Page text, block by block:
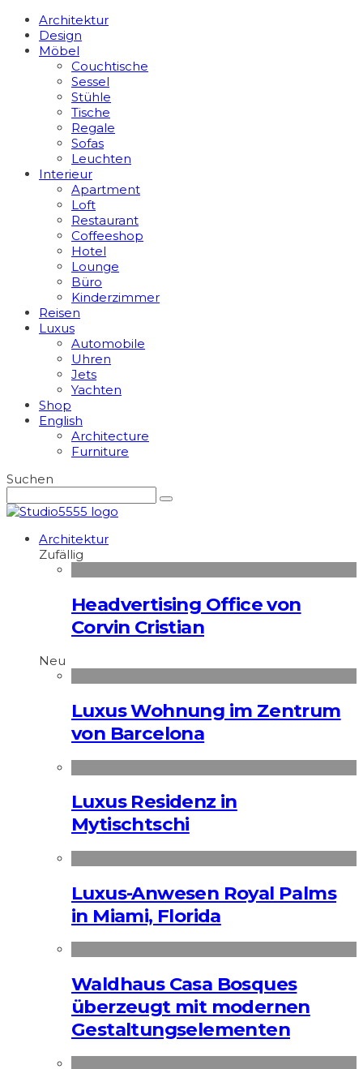
Architektur
Design
Möbel
Couchtische
Sessel
Stühle
Tische
Regale
Sofas
Leuchten
Interieur
Apart­ment
Loft
Restaurant
Coffeeshop
Hotel
Lounge
Büro
Kinderzimmer
Reisen
Luxus
Automobile
Uhren
Jets
Yachten
Shop
English
Architecture
Furniture
Suchen
Architektur
Zufällig
Headvertising Office von
Corvin Cristian
Neu
Luxus Wohnung im Zentrum
von Barcelona
Luxus Residenz in
Mytischtschi
Luxus-Anwesen Royal Palms
in Miami, Florida
Waldhaus Casa Bosques
überzeugt mit modernen
Gestaltungselementen